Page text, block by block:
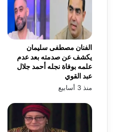
الفنان مصطفى سليمان
يكشف عن صدمته بعد عدم
علمه بوفاة نجله أحمد جلال
عبد القوي
منذ 3 أسابيع